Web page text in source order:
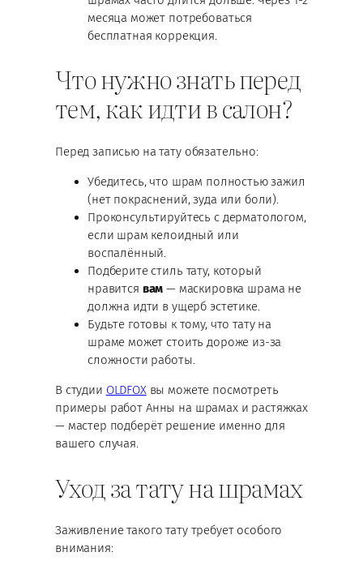
месяца может потребоваться
бесплатная коррекция.
Что нужно знать перед
тем, как идти в салон?
Перед записью на тату обязательно:
Убедитесь, что шрам полностью зажил
(нет покраснений, зуда или боли).
Проконсультируйтесь с дерматологом,
если шрам келоидный или
воспалённый.
Подберите стиль тату, который
нравится вам — маскировка шрама не
должна идти в ущерб эстетике.
Будьте готовы к тому, что тату на
шраме может стоить дороже из-за
сложности работы.
В студии OLDFOXвы можете посмотреть
примеры работ Анны на шрамах и растяжках
— мастер подберёт решение именно для
вашего случая.
Уход за тату на шрамах
Заживление такого тату требует особого
внимания: